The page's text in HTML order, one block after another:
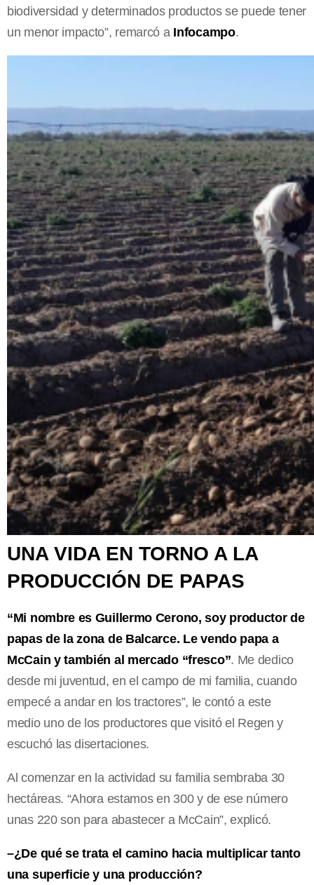
biodiversidad y determinados productos se puede tener
un menor impacto”, remarcó aInfocampo.
UNA VIDA EN TORNO A LA
PRODUCCIÓN DE PAPAS
“Mi nombre es Guillermo Cerono, soy productor de
papas de la zona de Balcarce. Le vendo papa a
McCain y también al mercado “fresco”. Me dedico
desde mi juventud, en el campo de mi familia, cuando
empecé a andar en los tractores”, le contó a este
medio uno de los productores que visitó el Regen y
escuchó las disertaciones.
Al comenzar en la actividad su familia sembraba 30
hectáreas. “Ahora estamos en 300 y de ese número
unas 220 son para abastecer a McCain”, explicó.
–¿De qué se trata el camino hacia multiplicar tanto
una superficie y una producción?